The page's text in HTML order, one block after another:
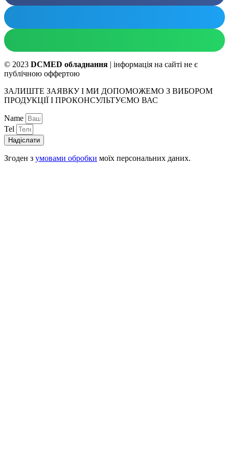
© 2023 DCMED обладнання | інформація на сайті не є
публічною оффертою
ЗАЛИШТЕ ЗАЯВКУ І МИ ДОПОМОЖЕМО З ВИБОРОМ
ПРОДУКЦІЇ І ПРОКОНСУЛЬТУЄМО ВАС
Name
Tel
Надіслати
Згоден з умовами обробки моїх персональних даних.